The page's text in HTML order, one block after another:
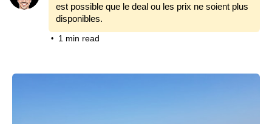
est possible que le deal ou les prix ne soient plus
disponibles.
• 1 min read